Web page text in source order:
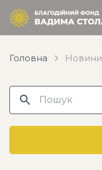
Головна Новини